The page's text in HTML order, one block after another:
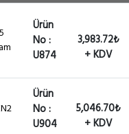
Ürün
No :
U874
3,983.72₺
+ KDV
Ürün
No :
U904
5,046.70₺
+ KDV